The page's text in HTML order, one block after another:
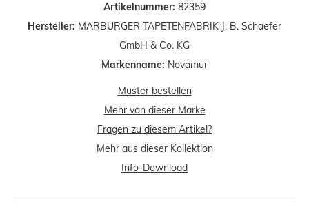
Artikelnummer: 82359
Hersteller: MARBURGER TAPETENFABRIK J. B. Schaefer
GmbH & Co. KG
Markenname: Novamur
Muster bestellen
Mehr von dieser Marke
Fragen zu diesem Artikel?
Mehr aus dieser Kollektion
Info-Download